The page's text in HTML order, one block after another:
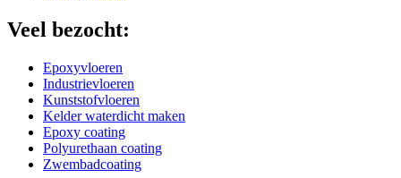
Veel bezocht:
Epoxyvloeren
Industrievloeren
Kunststofvloeren
Kelder waterdicht maken
Epoxy coating
Polyurethaan coating
Zwembadcoating